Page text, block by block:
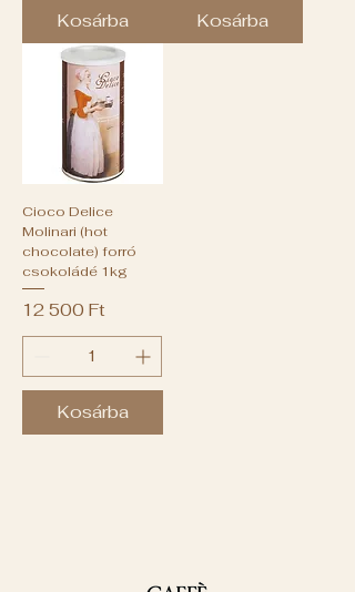
Kosárba Kosárba
Cioco Delice
Molinari (hot
chocolate) forró
csokoládé 1kg
Ár
12 500 Ft
Kosárba